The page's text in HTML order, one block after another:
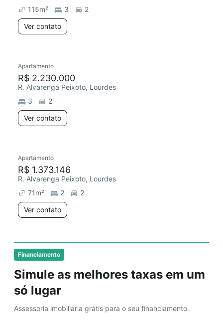
Financiamento
Simule as melhores taxas em um
só lugar
Assessoria imobiliária grátis para o seu financiamento.
115m² 3
2
Ver contato
Apartamento
R$ 2.230.000
R. Alvarenga Peixoto, Lourdes
3
2
Ver contato
Apartamento
R$ 1.373.146
R. Alvarenga Peixoto, Lourdes
71m² 2
2
Ver contato